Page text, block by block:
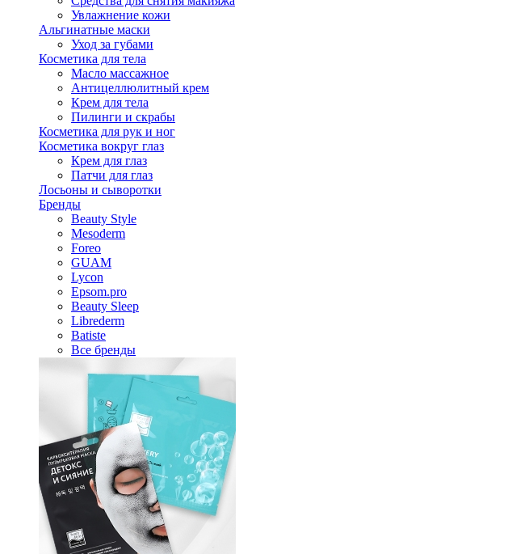
Увлажнение кожи
Альгинатные маски
Уход за губами
Косметика для тела
Масло массажное
Антицеллюлитный крем
Крем для тела
Пилинги и скрабы
Косметика для рук и ног
Косметика вокруг глаз
Крем для глаз
Патчи для глаз
Лосьоны и сыворотки
Бренды
Beauty Style
Mesoderm
Foreo
GUAM
Lycon
Epsom.pro
Beauty Sleep
Librederm
Batiste
Все бренды